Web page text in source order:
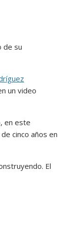
de su
un video
en este
cinco años en
El